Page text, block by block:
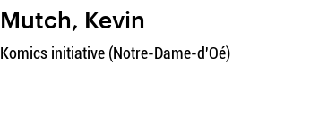
Mutch, Kevin
Komics initiative (Notre-Dame-d'Oé)